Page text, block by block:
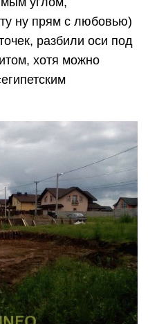
ну прям с любовью)
разбили оси под
хотя можно